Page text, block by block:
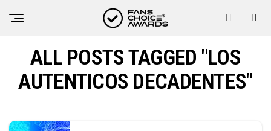
ALL POSTS TAGGED "LOS
AUTENTICOS DECADENTES"